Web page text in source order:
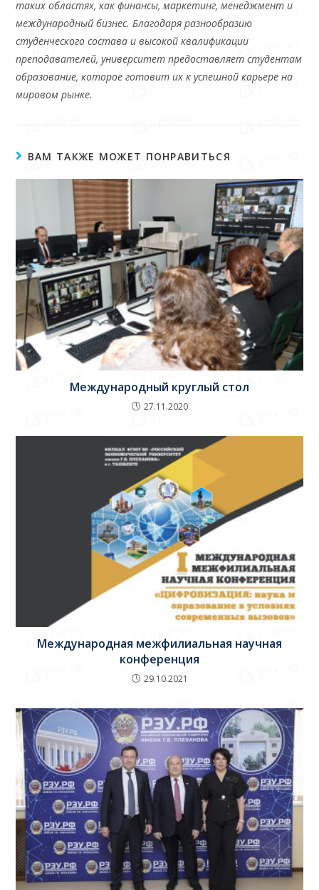
таких областях, как финансы, маркетинг, менеджмент и
международный бизнес. Благодаря разнообразию
студенческого состава и высокой квалификации
преподавателей, университет предоставляет студентам
образование, которое готовит их к успешной карьере на
мировом рынке.
ВАМ ТАКЖЕ МОЖЕТ ПОНРАВИТЬСЯ
Международный круглый стол
27.11.2020
Международная межфилиальная научная
конференция
29.10.2021